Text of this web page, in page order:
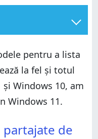
Windows folosind
de tine în
de comandă
pentru a lista
la fel și totul
Windows 10, am
Windows 11.
partajate de